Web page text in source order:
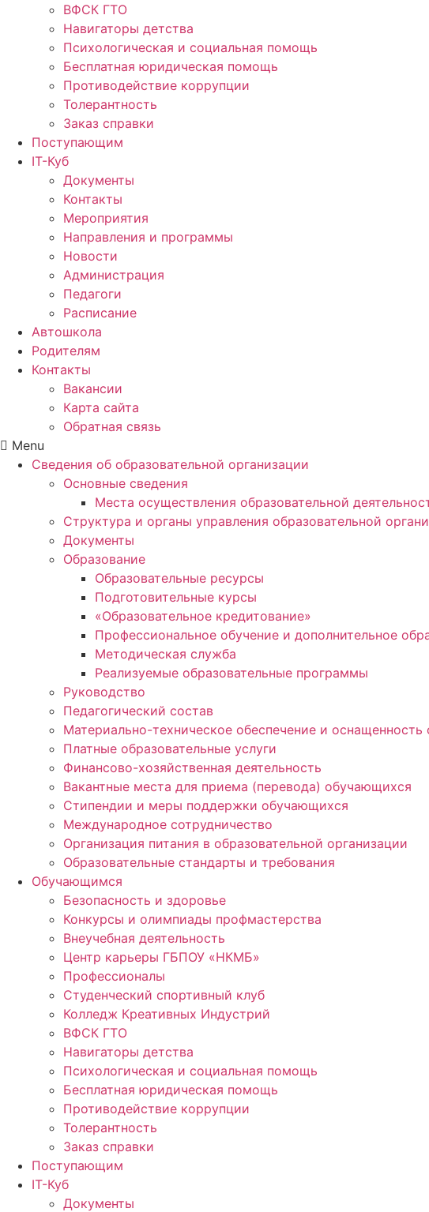
ВФСК ГТО
Навигаторы детства
Психологическая и социальная помощь
Бесплатная юридическая помощь
Противодействие коррупции
Толерантность
Заказ справки
Поступающим
IT-Куб
Документы
Контакты
Мероприятия
Направления и программы
Новости
Администрация
Педагоги
Расписание
Автошкола
Родителям
Контакты
Вакансии
Карта сайта
Обратная связь
Menu
Сведения об образовательной организации
Основные сведения
Места осуществления образовательной
Структура и органы управления образовательной
Документы
Образование
Образовательные ресурсы
Подготовительные курсы
«Образовательное кредитование»
Профессиональное обучение и дополнительное
Методическая служба
Реализуемые образовательные программы
Руководство
Педагогический состав
Материально-техническое обеспечение и
Платные образовательные услуги
Финансово-хозяйственная деятельность
Вакантные места для приема (перевода) обучающихся
Стипендии и меры поддержки обучающихся
Международное сотрудничество
Организация питания в образовательной организации
Образовательные стандарты и требования
Обучающимся
Безопасность и здоровье
Конкурсы и олимпиады профмастерства
Внеучебная деятельность
Центр карьеры ГБПОУ «НКМБ»
Профессионалы
Студенческий спортивный клуб
Колледж Креативных Индустрий
ВФСК ГТО
Навигаторы детства
Психологическая и социальная помощь
Бесплатная юридическая помощь
Противодействие коррупции
Толерантность
Заказ справки
Поступающим
IT-Куб
Документы